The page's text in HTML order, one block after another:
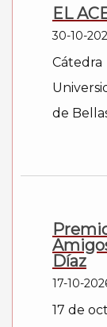
EL
30-10-
de
Díaz
17-10-
17 de